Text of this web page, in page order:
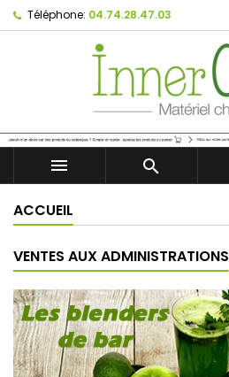
Téléphone: 04.74.28.47.03
 
ACCUEIL
VENTES AUX ADMINISTRATIONS